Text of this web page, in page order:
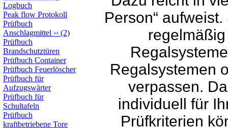
Logbuch
Peak flow Protokoll
Prüfbuch
Anschlagmittel ›› (2)
Prüfbuch
Brandschutztüren
Prüfbuch Container
Prüfbuch Feuerlöscher
Prüfbuch für
Aufzugswärter
Prüfbuch für
Schultafeln
Prüfbuch
kraftbetriebene Tore
Person“
Regalsystemen
verpassen.
individuell für
Prüfkriterien